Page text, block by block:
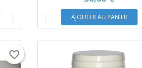
AJOUTER AU PANIER
favorite_border